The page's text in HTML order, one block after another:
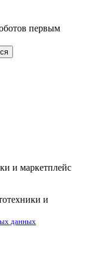
первым
и маркетплейс
и
данных